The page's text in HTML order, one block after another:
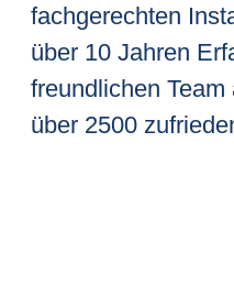
fachgerechten
über 10 Jahren
freundlichen
über 2500